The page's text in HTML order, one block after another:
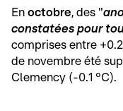
En octobre, des "
constatées pour
comprises entre
de novembre été
Clemency (-0.1 °C).